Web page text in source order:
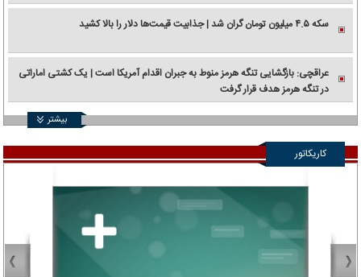
سکه ۴.۵ میلیون تومان گران شد | جذابیت قیمت‌ها دلار را بالا کشید
عراقچی: بازگشایی تنگه هرمز منوط به جبران اقدام آمریکا است | یک کشتی اماراتی
در تنگه هرمز هدف قرار گرفت
بیشتر
کاریکاتور